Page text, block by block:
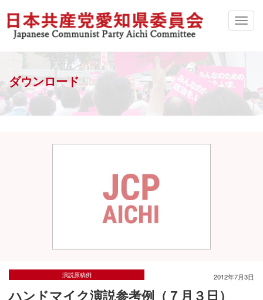
ダウンロード
演説原稿例 2012年7月3日
ハンドマイク演説参考例（７月３日）